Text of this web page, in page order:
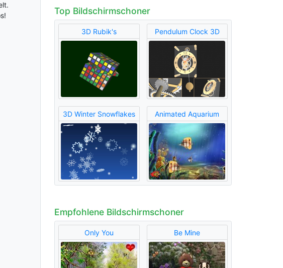
Top Bildschirmschoner
3D Rubik's Pendulum Clock 3D
3D Winter Snowflakes Animated Aquarium
Empfohlene Bildschirmschoner
Only You Be Mine